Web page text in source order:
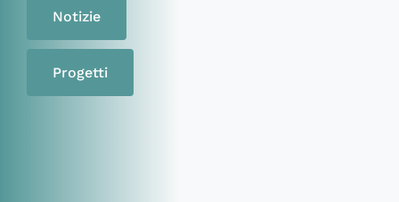
Notizie
Progetti